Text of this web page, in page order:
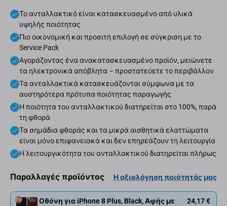
Το ανταλλακτικό είναι κατασκευασμένο από υλικά
υψηλής ποιότητας
Πιο οικονομική και προσιτή επιλογή σε σύγκριση με το
Service Pack
Αγοράζοντας ένα ανακατασκευασμένο προϊόν, μειώνετε
τα ηλεκτρονικά απόβλητα – προστατεύετε το περιβάλλον
Τα ανταλλακτικά κατασκευάζονται σύμφωνα με τα
αυστηρότερα πρότυπα ποιότητας παραγωγής
Η ποιότητα του ανταλλακτικού διατηρείται στο 100%, παρά
τη φθορά
Τα σημάδια φθοράς και τα μικρά αισθητικά ελαττώματα
είναι μόνο επιφανειακά και δεν επηρεάζουν τη λειτουργία
Η λειτουργικότητα του ανταλλακτικού διατηρείται πλήρως
Παραλλαγές προϊόντος Η αξιολόγηση ποιότητάς μας
Οθόνη για iPhone 8 Plus, Black, Αφής με
24,17 €